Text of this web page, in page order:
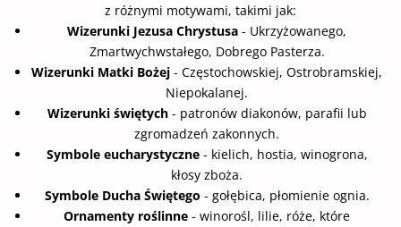
z różnymi motywami, takimi jak:
Wizerunki Jezusa Chrystusa - Ukrzyżowanego,
Zmartwychwstałego, Dobrego Pasterza.
Wizerunki Matki Bożej - Częstochowskiej, Ostrobramskiej,
Niepokalanej.
Wizerunki świętych- patronów diakonów, parafii lub
zgromadzeń zakonnych.
Symbole eucharystyczne- kielich, hostia, winogrona,
kłosy zboża.
Symbole Ducha Świętego - gołębica, płomienie ognia.
Ornamenty roślinne - winorośl, lilie, róże, które